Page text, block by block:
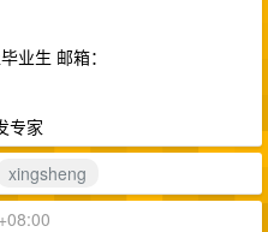
业生 邮箱：
专家
xingsheng